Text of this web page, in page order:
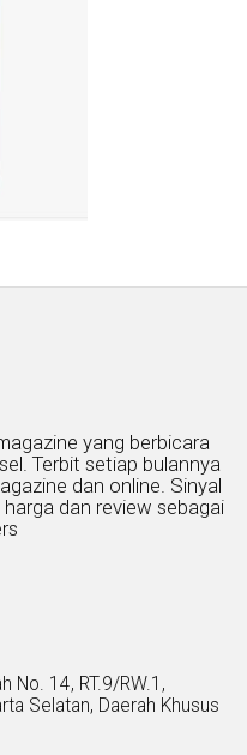
yang berbicara
Terbit setiap bulannya
dan online. Sinyal
dan review sebagai
No. 14, RT.9/RW.1,
Selatan, Daerah Khusus